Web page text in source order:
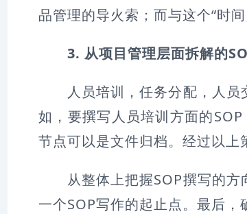
品管理的导火索；而与这个“时
3. 从项目管理层面拆解的
人员培训，任务分配，人员
如，要撰写人员培训方面的
节点可以是文件归档。经过以上
从整体上把握SOP撰写的方
一个SOP写作的起止点。最后，